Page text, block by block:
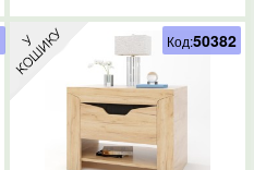
Код:50382